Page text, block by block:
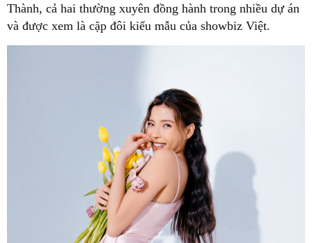
Thành, cả hai thường xuyên đồng hành trong nhiều dự án
và được xem là cặp đôi kiểu mẫu của showbiz Việt.